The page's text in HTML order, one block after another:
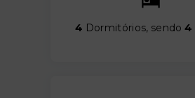
4 Dormitórios, sendo4